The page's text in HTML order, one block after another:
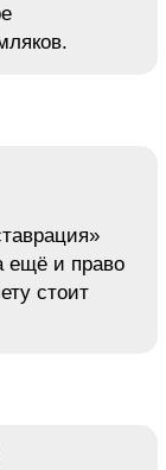
ещё и право
стоит